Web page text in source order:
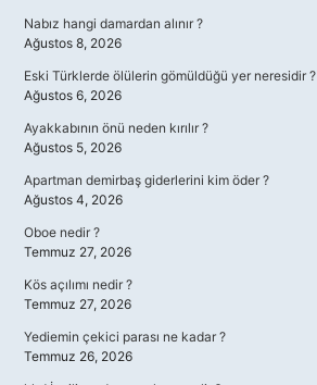
Nabız hangi damardan alınır ?
Ağustos 8, 2026
Eski Türklerde ölülerin gömüldüğü yer neresidir ?
Ağustos 6, 2026
Ayakkabının önü neden kırılır ?
Ağustos 5, 2026
Apartman demirbaş giderlerini kim öder ?
Ağustos 4, 2026
Oboe nedir ?
Temmuz 27, 2026
Kös açılımı nedir ?
Temmuz 27, 2026
Yediemin çekici parası ne kadar ?
Temmuz 26, 2026